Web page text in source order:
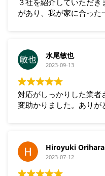
があり、我が家に合った
水尾敏也
2023-09-13
対応がしっかりした業
変助かりました。ありが
Hiroyuki Orihara
2023-07-12